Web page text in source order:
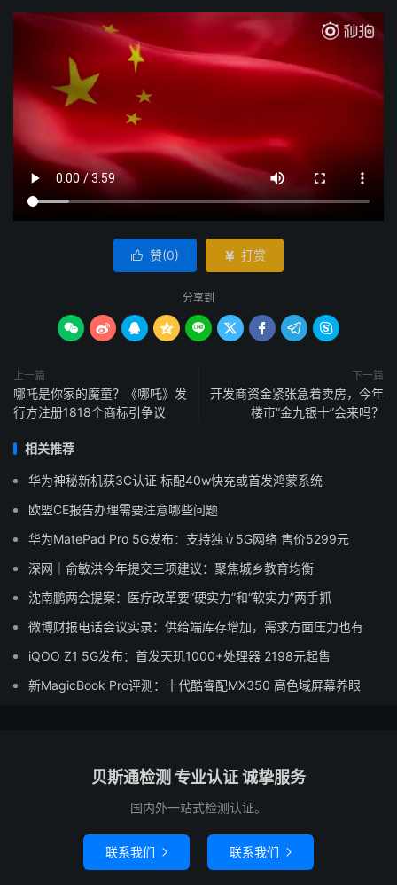
 赞(0)  打赏
分享到
        
上一篇
哪吒是你家的魔童？《哪吒》发
行方注册1818个商标引争议
下一篇
开发商资金紧张急着卖房，今年
楼市“金九银十”会来吗？
相关推荐
华为神秘新机获3C认证 标配40w快充或首发鸿蒙系统
欧盟CE报告办理需要注意哪些问题
华为MatePad Pro 5G发布：支持独立5G网络 售价5299元
深网｜俞敏洪今年提交三项建议：聚焦城乡教育均衡
沈南鹏两会提案：医疗改革要“硬实力”和“软实力”两手抓
微博财报电话会议实录：供给端库存增加，需求方面压力也有
iQOO Z1 5G发布：首发天玑1000+处理器 2198元起售
新MagicBook Pro评测：十代酷睿配MX350 高色域屏幕养眼
贝斯通检测 专业认证 诚挚服务
国内外一站式检测认证。
联系我们  联系我们 